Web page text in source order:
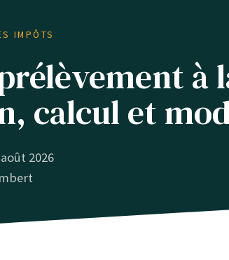
IMPÔTS
à
calcul et
2026